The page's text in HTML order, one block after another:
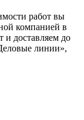
работ вы
компанией в
доставляем до
линии»,